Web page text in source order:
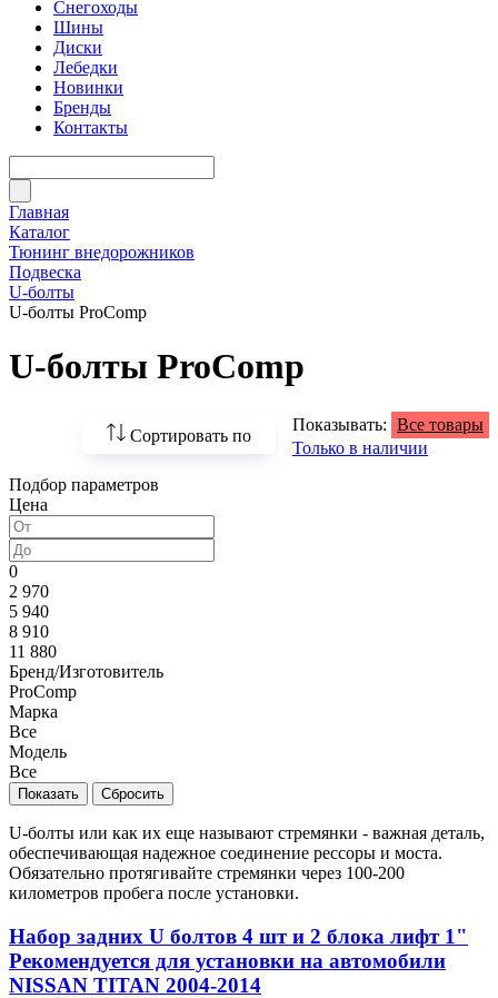
Снегоходы
Шины
Диски
Лебедки
Новинки
Бренды
Контакты
Главная
Каталог
Тюнинг внедорожников
Подвеска
U-болты
U-болты ProComp
U-болты ProComp
Сортировать по
По возрастанию
По популярности
Показывать: Все товары
Только в наличии
Подбор параметров
Цена
0
2 970
5 940
8 910
11 880
Бренд/Изготовитель
ProComp
Марка
Все
Модель
Все
U-болты или как их еще называют стремянки - важная деталь,
обеспечивающая надежное соединение рессоры и моста.
Обязательно протягивайте стремянки через 100-200
километров пробега после установки.
Набор задних U болтов 4 шт и 2 блока лифт 1"
Рекомендуется для установки на автомобили
NISSAN TITAN 2004-2014